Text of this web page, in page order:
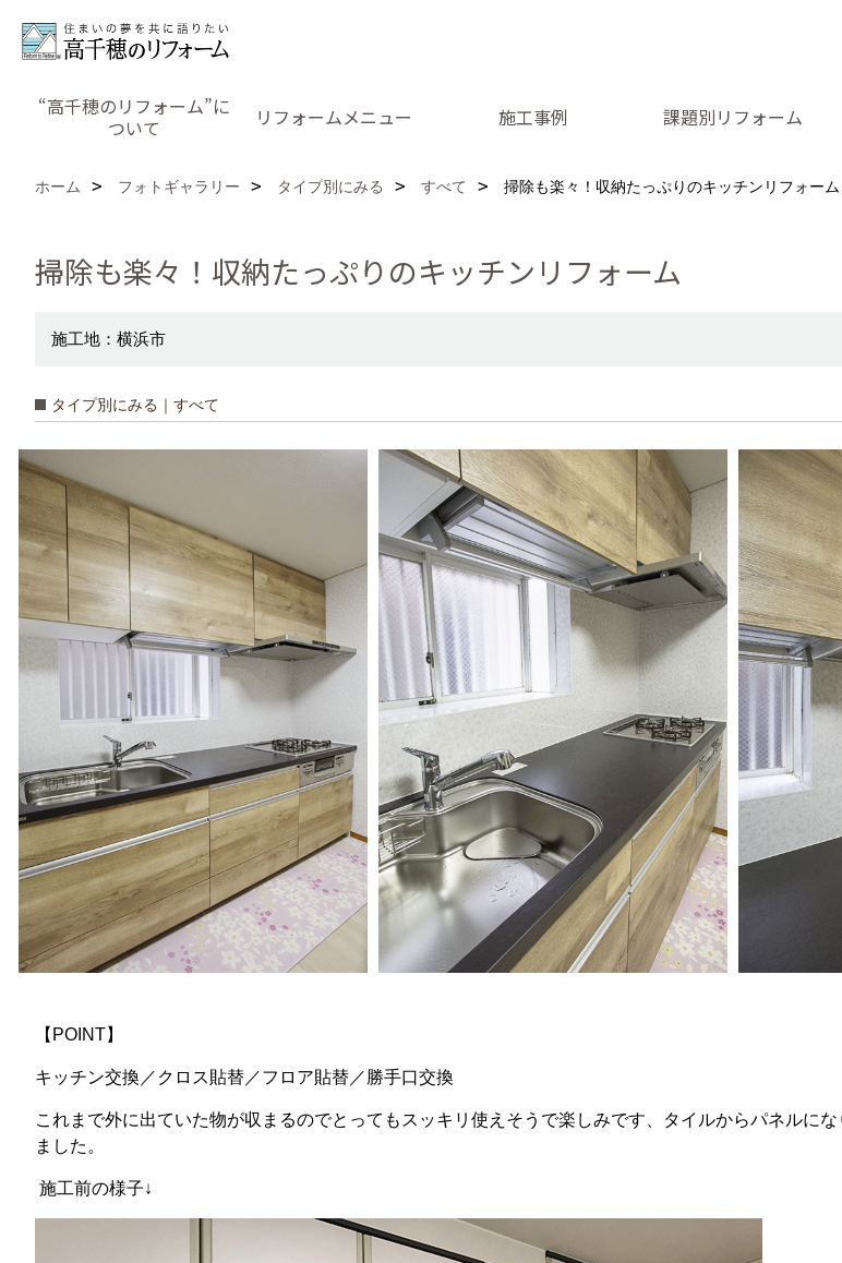
“高千穂のリフォーム”に
ついて
リフォームメニュー 施工事例 課題別リフォーム
ホーム フォトギャラリー タイプ別にみる すべて 掃除も楽々！収納たっぷりのキッチンリフォーム
掃除も楽々！収納たっぷりのキッチンリフォーム
施工地：横浜市
タイプ別にみる｜すべて
【POINT】
キッチン交換／クロス貼替／フロア貼替／勝手口交換
これまで外に出ていた物が収まるのでとってもスッキリ使えそうで楽しみです、タイルからパネルに
ました。
施工前の様子↓